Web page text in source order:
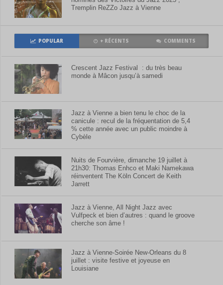
Tremplin ReZZo Jazz à Vienne
POPULAR + RÉCENTS COMMENTS
Crescent Jazz Festival : du très beau
monde à Mâcon jusqu’à samedi
Jazz à Vienne a bien tenu le choc de la
canicule : recul de la fréquentation de 5,4
% cette année avec un public moindre à
Cybèle
Nuits de Fourvière, dimanche 19 juillet à
21h30: Thomas Enhco et Maki Namekawa
réinventent The Köln Concert de Keith
Jarrett
Jazz à Vienne, All Night Jazz avec
Vulfpeck et bien d’autres : quand le groove
cherche son âme !
Jazz à Vienne-Soirée New-Orleans du 8
juillet : visite festive et joyeuse en
Louisiane